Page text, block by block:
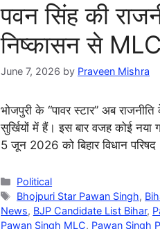
पवन सिंह की
निष्कासन से
June 7, 2026 by Praveen Mishra
भोजपुरी के “पावर स्टार” अब
सुर्खियों में हैं। इस बार वजह कोई नया
5 जून 2026 को बिहार विधान
Categories
Political
Tags
Bhojpuri Star Pawan Singh,
News, BJP Candidate List Bihar,
Pawan Singh MLC, Pawan Singh